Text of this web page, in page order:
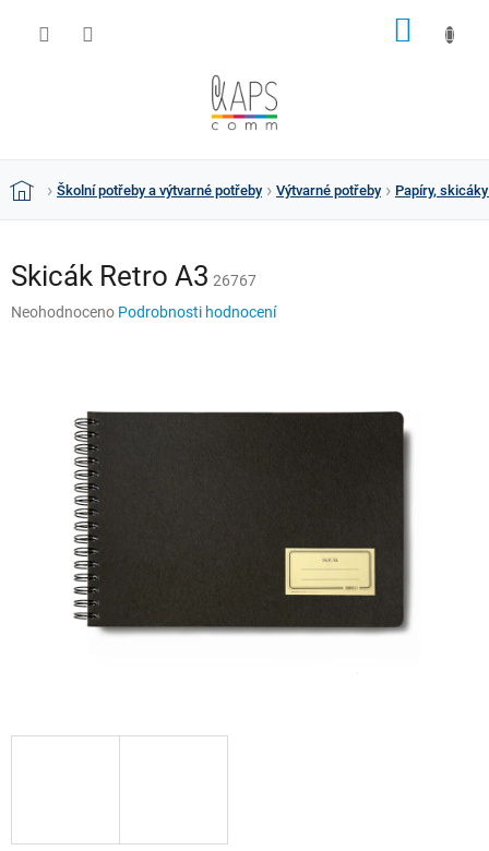
DomůŠkolní potřeby a výtvarné potřeby Výtvarné potřeby Papíry,
Skicák Retro A3 26767
Průměrné
hvězdiček.
Neohodnoceno Podrobnosti hodnocení